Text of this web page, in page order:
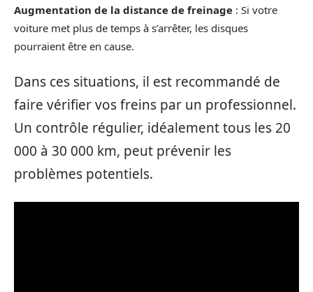
Augmentation de la distance de freinage : Si votre
voiture met plus de temps à s’arrêter, les disques
pourraient être en cause.
Dans ces situations, il est recommandé de
faire vérifier vos freins par un professionnel.
Un contrôle régulier, idéalement tous les 20
000 à 30 000 km, peut prévenir les
problèmes potentiels.